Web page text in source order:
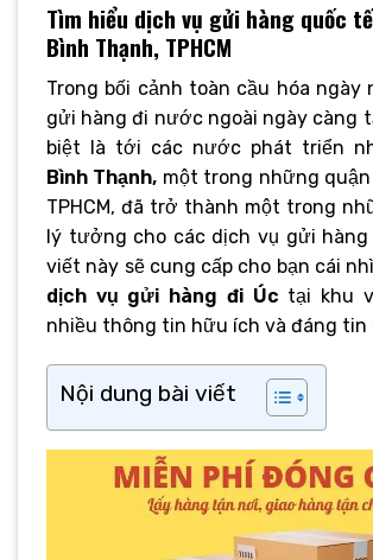
Tìm hiểu dịch vụ gửi hàng quốc
Bình Thạnh, TPHCM
Trong bối cảnh toàn cầu hóa ngày
gửi hàng đi nước ngoài ngày càng
biệt là tới các nước phát triển
Bình Thạnh, một trong những quận
TPHCM, đã trở thành một trong
lý tưởng cho các dịch vụ gửi hàng
viết này sẽ cung cấp cho bạn cái
dịch vụ gửi hàng đi Úc tại khu
nhiều thông tin hữu ích và đáng tin
Nội dung bài viết